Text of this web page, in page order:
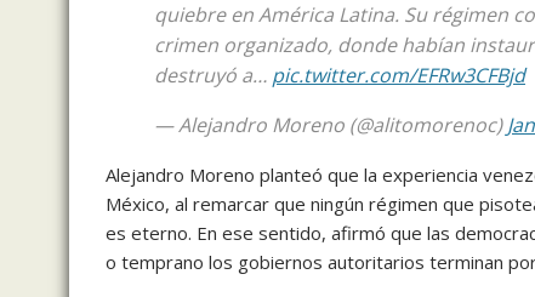
quiebre en América Latina. Su régimen
crimen organizado, donde habían
destruyó a… pic.twitter.com/EFRw3CFBjd
— Alejandro Moreno (@alitomorenoc)
Alejandro Moreno planteó que la experiencia
México, al remarcar que ningún régimen que
es eterno. En ese sentido, afirmó que las
o temprano los gobiernos autoritarios terminan